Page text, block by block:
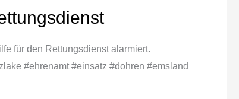
für den Rettungsdienst alarmiert.
#ehrenamt #einsatz #dohren #emsland